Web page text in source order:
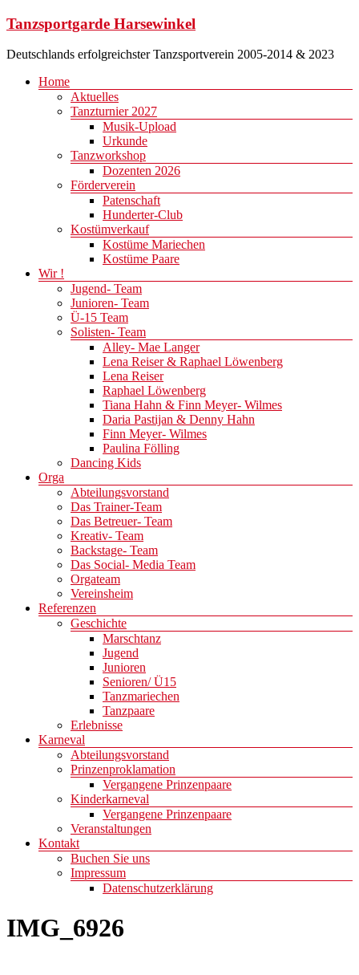
Zum
springen
Tanzsportgarde Harsewinkel
Deutschlands erfolgreichster Tanzsportverein 2005-2014 & 2023
Menü
Home
Aktuelles
Tanzturnier 2027
Musik-Upload
Urkunde
Tanzworkshop
Dozenten 2026
Förderverein
Patenschaft
Hunderter-Club
Kostümverkauf
Kostüme Mariechen
Kostüme Paare
Wir !
Jugend- Team
Junioren- Team
Ü-15 Team
Solisten- Team
Alley- Mae Langer
Lena Reiser & Raphael Löwenberg
Lena Reiser
Raphael Löwenberg
Tiana Hahn & Finn Meyer- Wilmes
Daria Pastijan & Denny Hahn
Finn Meyer- Wilmes
Paulina Fölling
Dancing Kids
Orga
Abteilungsvorstand
Das Trainer-Team
Das Betreuer- Team
Kreativ- Team
Backstage- Team
Das Social- Media Team
Orgateam
Vereinsheim
Referenzen
Geschichte
Marschtanz
Jugend
Junioren
Senioren/ Ü15
Tanzmariechen
Tanzpaare
Erlebnisse
Karneval
Abteilungsvorstand
Prinzenproklamation
Vergangene Prinzenpaare
Kinderkarneval
Vergangene Prinzenpaare
Veranstaltungen
Kontakt
Buchen Sie uns
Impressum
Datenschutzerklärung
IMG_6926